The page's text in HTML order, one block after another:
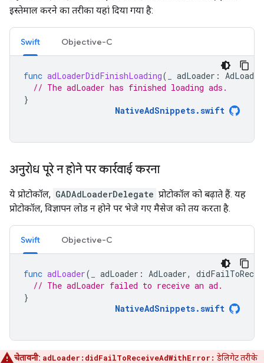
इस्तेमाल करने का तरीका यहां दिया गया है:
Swift Objective-C
func adLoaderDidFinishLoading( adLoader : AdLoader
// The adLoader has finished loading ads.
}
NativeAdSnippets.swift
अनुरोध पूरे न होने पर कार्रवाई करना
ये प्रोटोकॉल, GADAdLoaderDelegate प्रोटोकॉल को बढ़ाते हैं. यह
प्रोटोकॉल, विज्ञापन लोड न होने पर भेजे गए मैसेज को तय करता है.
Swift Objective-C
func adLoader( adLoader : AdLoader,
// The adLoader failed to receive an ad.
}
NativeAdSnippets.swift
चेतावनी: adLoader:didFailToReceiveAdWithError: डेलिगेट तरीके